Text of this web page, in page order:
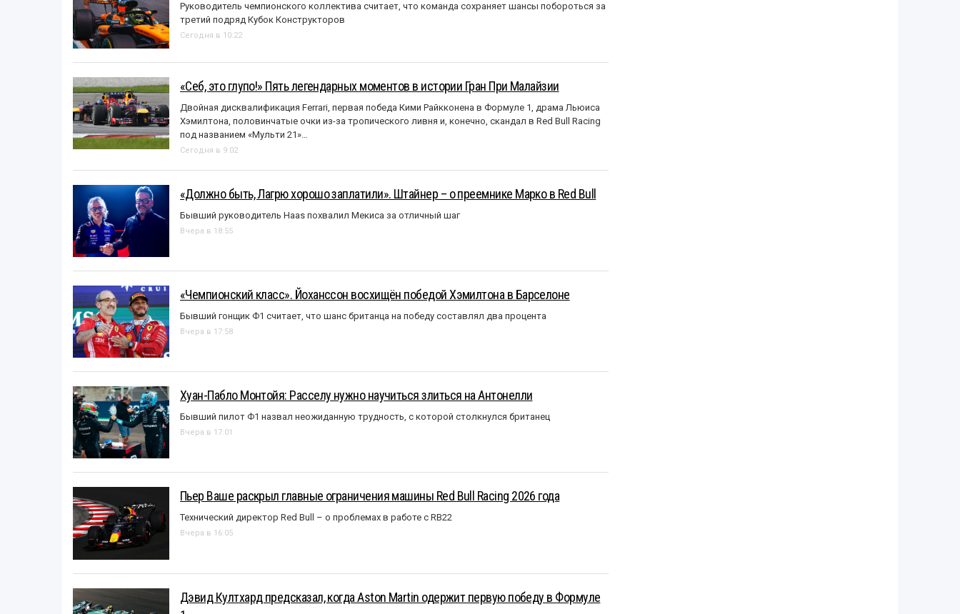
Руководитель чемпионского коллектива считает, что команда сохраняет шансы побороться за
третий подряд Кубок Конструкторов
Сегодня в 10:22
«Себ, это глупо!» Пять легендарных моментов в истории Гран При Малайзии
Двойная дисквалификация Ferrari, первая победа Кими Райкконена в Формуле 1, драма Льюиса
Хэмилтона, половинчатые очки из-за тропического ливня и, конечно, скандал в Red Bull Racing
под названием «Mульти 21»…
Сегодня в 9:02
«Должно быть, Лагрю хорошо заплатили». Штайнер – о преемнике Марко в Red Bull
Бывший руководитель Haas похвалил Мекиса за отличный шаг
Вчера в 18:55
«Чемпионский класс». Йоханссон восхищён победой Хэмилтона в Барселоне
Бывший гонщик Ф1 считает, что шанс британца на победу составлял два процента
Вчера в 17:58
Хуан-Пабло Монтойя: Расселу нужно научиться злиться на Антонелли
Бывший пилот Ф1 назвал неожиданную трудность, с которой столкнулся британец
Вчера в 17:01
Пьер Ваше раскрыл главные ограничения машины Red Bull Racing 2026 года
Технический директор Red Bull – о проблемах в работе с RB22
Вчера в 16:05
Дэвид Култхард предсказал, когда Aston Martin одержит первую победу в Формуле